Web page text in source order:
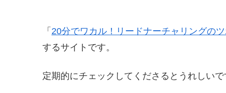
「 20分でワカル！リードナーチャリングの
するサイトです。
定期的にチェックしてくださるとうれしいで